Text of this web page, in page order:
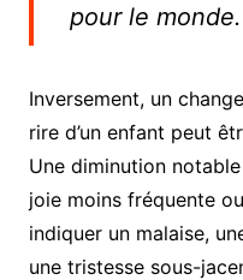
pour le
Inversement, un
rire d’un enfant peut
Une diminution
joie moins fréquente
indiquer un malaise,
une tristesse sous-